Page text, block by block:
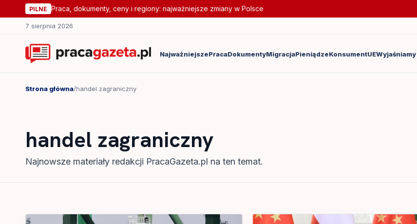
PILNE Praca, dokumenty, ceny i regiony: najważniejsze zmiany w Polsce
7 sierpnia 2026
NajważniejszePracaDokumentyMigracjaPieniądzeKonsumentUEWyjaśniamy
Strona główna/handel zagraniczny
handel zagraniczny
Najnowsze materiały redakcji PracaGazeta.pl na ten temat.